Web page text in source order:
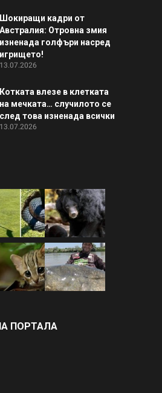
Шокиращи кадри от
Австралия: Отровна змия
изненада голфъри насред
игрището!
13.07.2026
Котката влезе в клетката
на мечката… случилото се
след това изненада всички
13.07.2026
ПОРТАЛА